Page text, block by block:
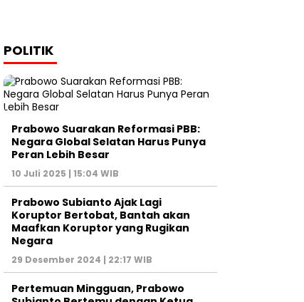
POLITIK
Prabowo Suarakan Reformasi PBB:
Negara Global Selatan Harus Punya
Peran Lebih Besar
10 Juli 2025 | 15:04 WIB
Prabowo Subianto Ajak Lagi
Koruptor Bertobat, Bantah akan
Maafkan Koruptor yang Rugikan
Negara
29 Desember 2024 | 22:17 WIB
Pertemuan Mingguan, Prabowo